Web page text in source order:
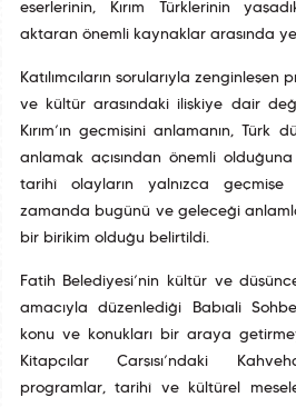
eserlerinin, Kırım Türklerinin
aktaran önemli kaynaklar arasında
Katılımcıların sorularıyla
ve kültür arasındaki ilişkiye dair
Kırım’ın geçmişini anlamanın, Türk
anlamak açısından önemli
tarihî olayların yalnızca
zamanda bugünü ve geleceği
bir birikim olduğu belirtildi.
Fatih Belediyesi’nin kültür ve
amacıyla düzenlediği Babıali
konu ve konukları bir araya
Kitapçılar Çarşısı’ndaki
programlar, tarihî ve kültürel